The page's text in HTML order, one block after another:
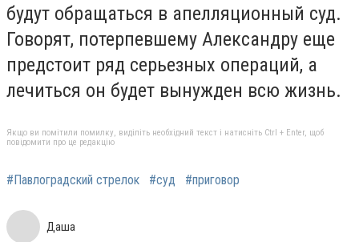
будут обращаться в апелляционный суд.
Говорят, потерпевшему Александру еще
предстоит ряд серьезных операций, а
лечиться он будет вынужден всю жизнь.
Якщо ви помітили помилку, виділіть необхідний текст і натисніть Ctrl + Enter, щоб
повідомити про це редакцію
#Павлоградский стрелок #суд #приговор
Даша